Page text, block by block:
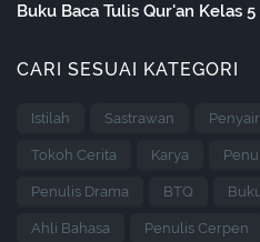
Buku Baca Tulis Qur'an Kelas
CARI SESUAI KATEGORI
Istilah Sastrawan Penyair
Tokoh Cerita Karya
Penulis Drama BTQ
Ahli Bahasa Penulis Cerpen